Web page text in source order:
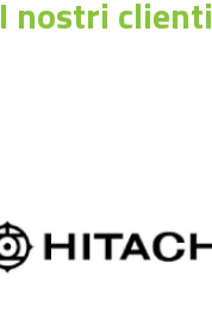
I nostri clienti